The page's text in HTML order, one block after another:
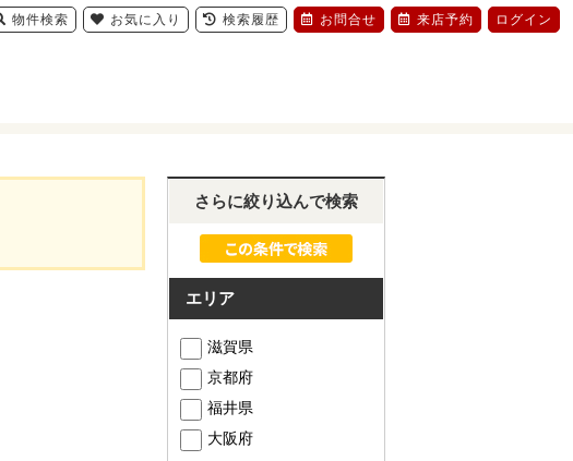
さらに絞り込んで検索
エリア
滋賀県
京都府
福井県
大阪府
物件検索 お気に入り 検索履歴 お問合せ 来店予約 ログイン